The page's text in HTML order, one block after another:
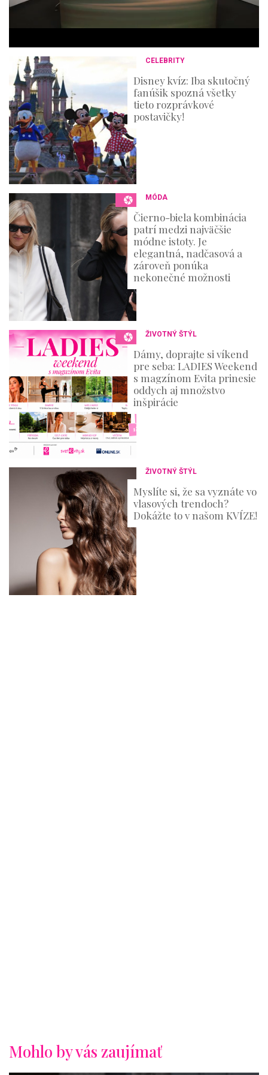
6
CELEBRITY
Disney kvíz: Iba skutočný
fanúšik spozná všetky
tieto rozprávkové
postavičky!
MÓDA
Čierno-biela kombinácia
patrí medzi najväčšie
módne istoty. Je
elegantná, nadčasová a
zároveň ponúka
nekonečné možnosti
ŽIVOTNÝ ŠTÝL
Dámy, doprajte si víkend
pre seba: LADIES Weekend
s magzínom Evita prinesie
oddych aj množstvo
inšpirácie
ŽIVOTNÝ ŠTÝL
Myslíte si, že sa vyznáte vo
vlasových trendoch?
Dokážte to v našom KVÍZE!
Mohlo by vás zaujímať